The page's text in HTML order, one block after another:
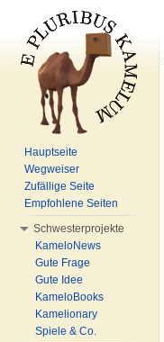
Hauptseite
Wegweiser
Zufällige Seite
Empfohlene Seiten
Schwesterprojekte
KameloNews
Gute Frage
Gute Idee
KameloBooks
Kamelionary
Spiele & Co.